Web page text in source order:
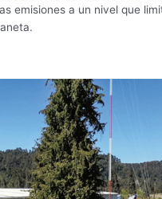
emisiones a un nivel que